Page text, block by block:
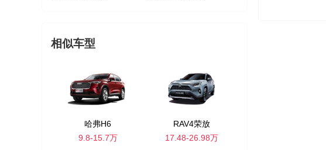
相似车型
哈弗H6
9.8-15.7万
RAV4荣放
17.48-26.98万